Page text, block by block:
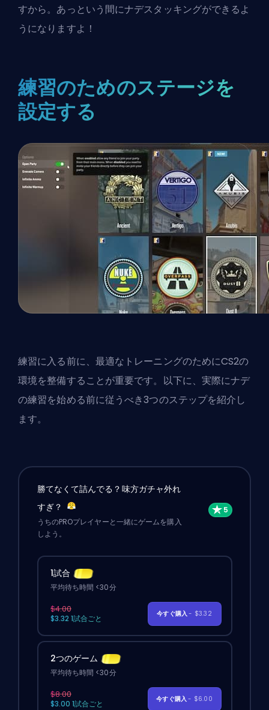
すから。あっという間にナデスタッキングができるよ
うになりますよ！
練習のためのステージを
設定する
練習に入る前に、最適なトレーニングのためにCS2の
環境を整備することが重要です。以下に、実際にナデ
の練習を始める前に従うべき3つのステップを紹介し
ます。
勝てなくて詰んでる？味方ガチャ外れ
すぎ？
うちのPROプレイヤーと一緒にゲームを購入
しよう。
1試合
平均待ち時間 <30分
$4.00
$3.32 1試合ごと
今すぐ購入- $3.32
2つのゲーム
平均待ち時間 <30分
$8.00
$3.00 1試合ごと
今すぐ購入- $6.00